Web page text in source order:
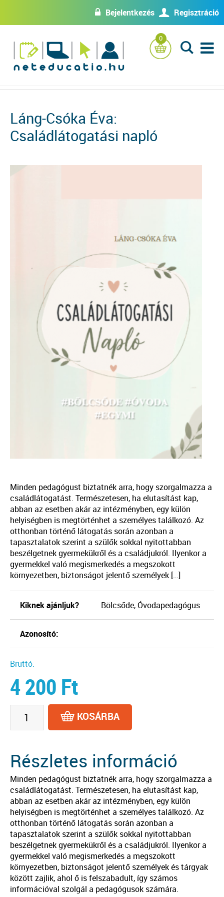
w Bejelentkezés U Regisztráció
0
L
Láng-Csóka Éva:
Családlátogatási napló
Minden pedagógust biztatnék arra, hogy szorgalmazza a
családlátogatást. Természetesen, ha elutasítást kap,
abban az esetben akár az intézményben, egy külön
helyiségben is megtörténhet a személyes találkozó. Az
otthonban történő látogatás során azonban a
tapasztalatok szerint a szülők sokkal nyitottabban
beszélgetnek gyermekükről és a családjukról. Ilyenkor a
gyermekkel való megismerkedés a megszokott
környezetben, biztonságot jelentő személyek […]
Kiknek ajánljuk? Bölcsőde, Óvodapedagógus
Azonosító:
Bruttó:
4 200 Ft
KOSÁRBA
Részletes információ
Minden pedagógust biztatnék arra, hogy szorgalmazza a
családlátogatást. Természetesen, ha elutasítást kap,
abban az esetben akár az intézményben, egy külön
helyiségben is megtörténhet a személyes találkozó. Az
otthonban történő látogatás során azonban a
tapasztalatok szerint a szülők sokkal nyitottabban
beszélgetnek gyermekükről és a családjukról. Ilyenkor a
gyermekkel való megismerkedés a megszokott
környezetben, biztonságot jelentő személyek és tárgyak
között zajlik, ahol ő is felszabadult, így számos
információval szolgál a pedagógusok számára.